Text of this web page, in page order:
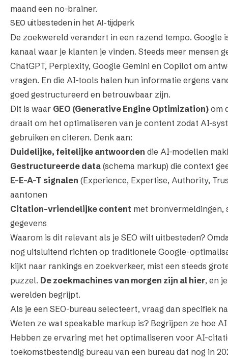
maand een no-brainer.
SEO uitbesteden in het AI-tijdperk
De zoekwereld verandert in een razend tempo. Google
kanaal waar je klanten je vinden. Steeds meer mensen
ChatGPT, Perplexity, Google Gemini en Copilot om
vragen. En die AI-tools halen hun informatie ergens
goed gestructureerd en betrouwbaar zijn.
Dit is waar GEO (Generative Engine Optimization) om
draait om het optimaliseren van je content zodat AI-
gebruiken en citeren. Denk aan:
Duidelijke, feitelijke antwoorden die AI-modellen
Gestructureerde data (schema markup) die context
E-E-A-T signalen (Experience, Expertise, Authority,
aantonen
Citation-vriendelijke content met bronvermeldingen,
gegevens
Waarom is dit relevant als je SEO wilt uitbesteden?
nog uitsluitend richten op traditionele Google-
kijkt naar rankings en zoekverkeer, mist een steeds
puzzel. De zoekmachines van morgen zijn al hier, en
werelden begrijpt.
Als je een SEO-bureau selecteert, vraag dan specifiek
Weten ze wat speakable markup is? Begrijpen ze hoe
Hebben ze ervaring met het optimaliseren voor AI-
toekomstbestendig bureau van een bureau dat nog in